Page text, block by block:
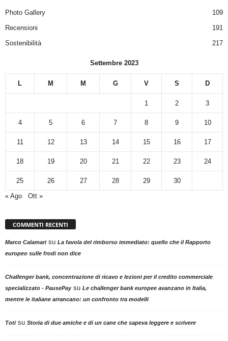
Photo Gallery
109
Recensioni
191
Sostenibilità
217
Settembre 2023
L M M G V S D
1 2 3
4 5 6 7 8 9 10
11 12 13 14 15 16 17
18 19 20 21 22 23 24
25 26 27 28 29
30
« Ago
Ott »
COMMENTI RECENTI
Marco Calamarisu La favola del rimborso immediato: quello che il Rapporto
europeo sulle frodi non dice
Challenger bank, concentrazione di ricavo e lezioni per il credito commerciale
specializzato - PausePaysu Le challenger bank europee avanzano in Italia,
mentre le italiane arrancano: un confronto tra modelli
Totisu Storia di due amiche e di un cane che sapeva leggere e scrivere